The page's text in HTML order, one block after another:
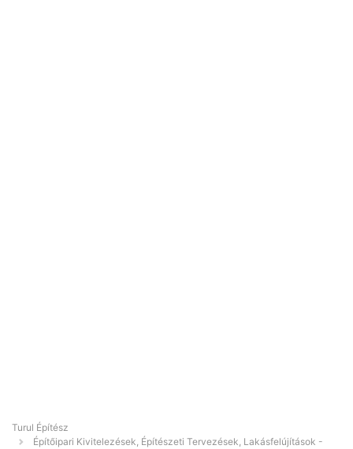
Turul Építész
Építőipari Kivitelezések, Építészeti Tervezések, Lakásfelújítások -